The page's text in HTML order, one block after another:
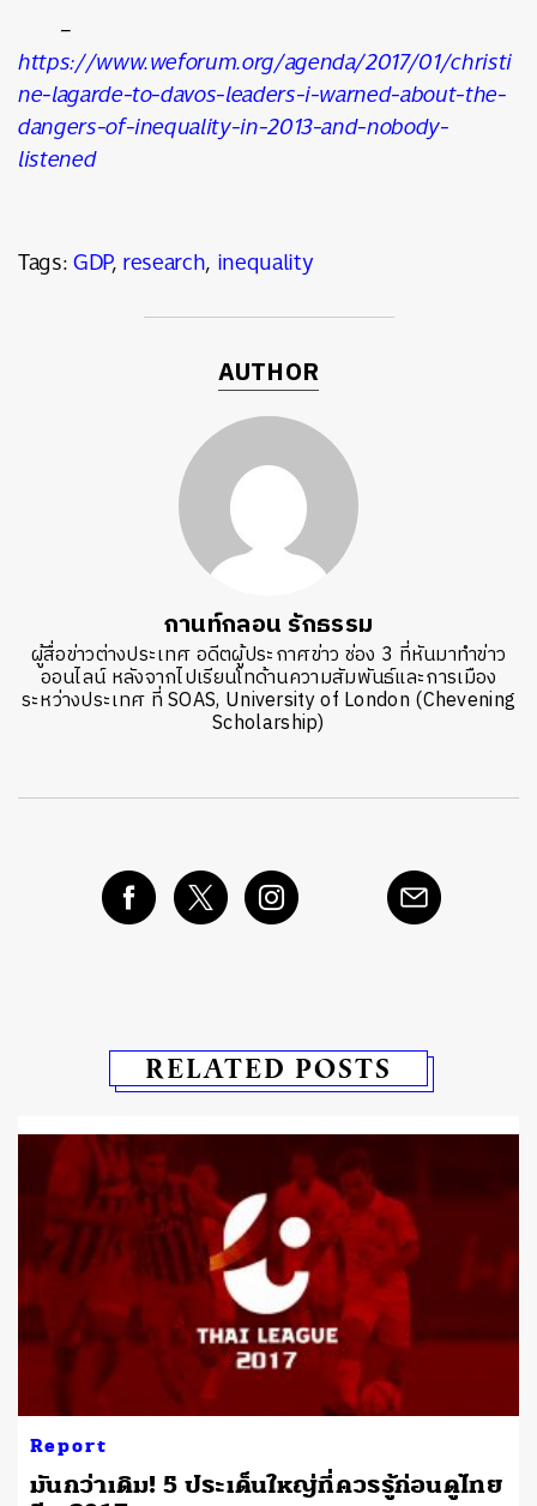
–
https://www.weforum.org/agenda/2017/01/christi
ne-lagarde-to-davos-leaders-i-warned-about-the-
dangers-of-inequality-in-2013-and-nobody-
listened
Tags:GDP,research, inequality
AUTHOR
กานท์กลอน รักธรรม
ผู้สื่อข่าวต่างประเทศ อดีตผู้ประกาศข่าว ช่อง 3 ที่หันมาทำข่าว
ออนไลน์ หลังจากไปเรียนโทด้านความสัมพันธ์และการเมือง
ระหว่างประเทศ ที่ SOAS, University of London (Chevening
Scholarship)
RELATED POSTS
Report
มันกว่าเดิม! 5 ประเด็นใหญ่ที่ควรรู้ก่อนดูไทย